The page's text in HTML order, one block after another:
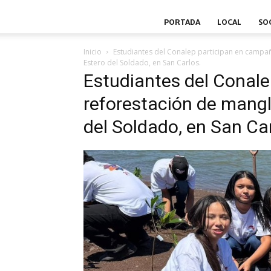
PORTADA LOCAL
Inicio Estudiantes del Conalep participan en
Estero del Soldado, en San Carlos.
Estudiantes del
reforestación de
del Soldado, en San